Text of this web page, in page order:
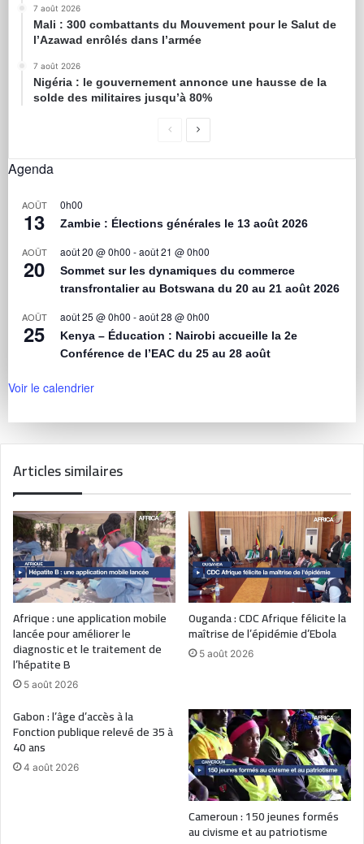
7 août 2026
Mali : 300 combattants du Mouvement pour le Salut de
l’Azawad enrôlés dans l’armée
7 août 2026
Nigéria : le gouvernement annonce une hausse de la
solde des militaires jusqu’à 80%
Agenda
AOÛT
13
0h00
Zambie : Élections générales le 13 août 2026
AOÛT
20
août 20 @ 0h00 -août 21 @ 0h00
Sommet sur les dynamiques du commerce
transfrontalier au Botswana du 20 au 21 août 2026
AOÛT
25
août 25 @ 0h00 -août 28 @ 0h00
Kenya – Éducation : Nairobi accueille la 2e
Conférence de l’EAC du 25 au 28 août
Voir le calendrier
Articles similaires
Afrique : une application mobile
lancée pour améliorer le
diagnostic et le traitement de
l’hépatite B
5 août 2026
Ouganda : CDC Afrique félicite la
maîtrise de l’épidémie d’Ebola
5 août 2026
Gabon : l’âge d’accès à la
Fonction publique relevé de 35 à
40 ans
4 août 2026
Cameroun : 150 jeunes formés
au civisme et au patriotisme